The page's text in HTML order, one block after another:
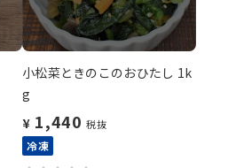
小松菜ときのこのおひたし 1k
g
¥ 1,440 税抜
冷凍